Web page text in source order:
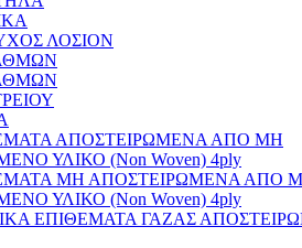
ΛΟΣΙΟΝ
ΑΠΟΣΤΕΙΡΩΜΕΝΑ ΑΠΟ ΜΗ
ΥΛΙΚΟ (Non Woven) 4ply
ΜΗ ΑΠΟΣΤΕΙΡΩΜΕΝΑ ΑΠΟ
ΥΛΙΚΟ (Non Woven) 4ply
ΕΠΙΘΕΜΑΤΑ ΓΑΖΑΣ